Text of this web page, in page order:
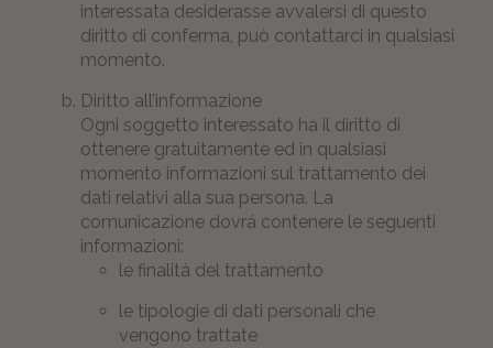
interessata desiderasse avvalersi di questo
diritto di conferma, può contattarci in qualsiasi
momento.
Diritto all’informazione
Ogni soggetto interessato ha il diritto di
ottenere gratuitamente ed in qualsiasi
momento informazioni sul trattamento dei
dati relativi alla sua persona. La
comunicazione dovrá contenere le seguenti
informazioni:
le finalitá del trattamento
le tipologie di dati personali che
vengono trattate